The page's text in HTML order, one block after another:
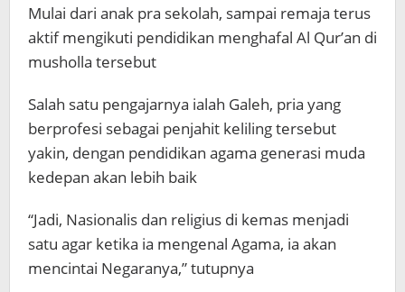
Mulai dari anak pra sekolah, sampai remaja terus
aktif mengikuti pendidikan menghafal Al Qur’an di
musholla tersebut
Salah satu pengajarnya ialah Galeh, pria yang
berprofesi sebagai penjahit keliling tersebut
yakin, dengan pendidikan agama generasi muda
kedepan akan lebih baik
“Jadi, Nasionalis dan religius di kemas menjadi
satu agar ketika ia mengenal Agama, ia akan
mencintai Negaranya,” tutupnya